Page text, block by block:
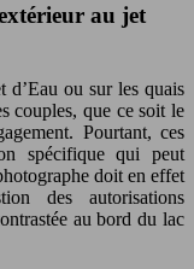
au jet
d’Eau ou sur les quais
couples, que ce soit le
Pourtant, ces
spécifique qui peut
doit en effet
des autorisations
au bord du lac